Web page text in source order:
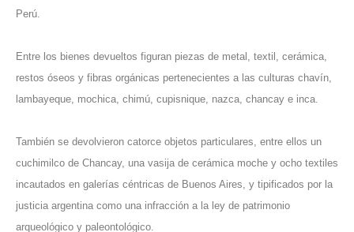
Perú.
Entre los bienes devueltos figuran piezas de metal, textil, cerámica,
restos óseos y fibras orgánicas pertenecientes a las culturas chavín,
lambayeque, mochica, chimú, cupisnique, nazca, chancay e inca.
También se devolvieron catorce objetos particulares, entre ellos un
cuchimilco de Chancay, una vasija de cerámica moche y ocho textiles
incautados en galerías céntricas de Buenos Aires, y tipificados por la
justicia argentina como una infracción a la ley de patrimonio
arqueológico y paleontológico.